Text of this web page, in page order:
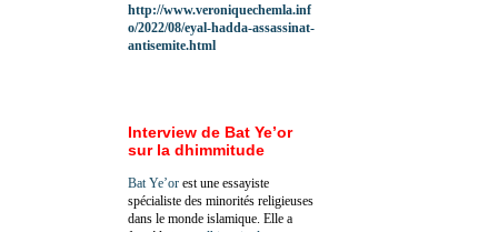
http://www.veroniquechemla.inf
o/2022/08/eyal-hadda-assassinat-
antisemite.html
Interview de Bat Ye’or
sur la dhimmitude
Bat Ye’or est une essayiste
spécialiste des minorités religieuses
dans le monde islamique. Elle a